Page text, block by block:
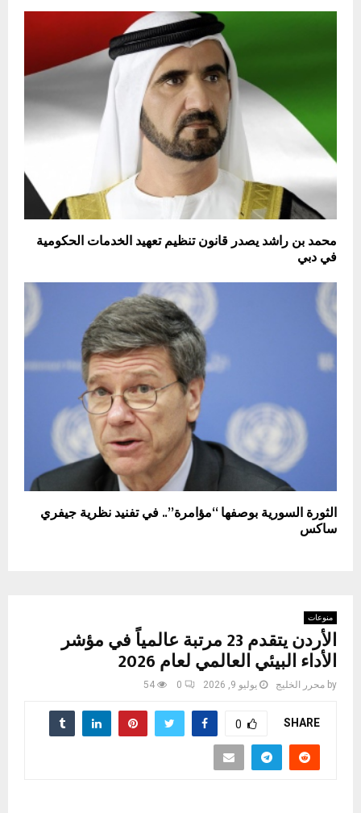
محمد بن راشد يصدر قانون تنظيم تعهيد الخدمات الحكومية
في دبي
الثورة السورية بوصفها “مؤامرة”.. في تفنيد نظرية جيفري
ساكس
منوعات
الأردن يتقدم 23 مرتبة عالمياً في مؤشر
الأداء البيئي العالمي لعام 2026
by محرر الخليج يوليو 9, 2026 0
54
SHARE
0